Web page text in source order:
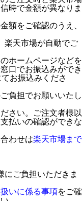
時で金額が異なりま
額をご確認のうえ、
楽天市場が自動でご
ホームページなどを
口でお振込みができ
お振込みくださ
負担でお願いいたし
さい。ご注文者様以
払いの確認ができな
わせは楽天市場まで
にご負担いただきま
いに係る事項をご確